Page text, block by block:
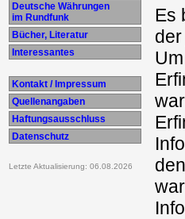
Deutsche Währungen
im Rundfunk
Bücher, Literatur
Interessantes
Kontakt / Impressum
Quellenangaben
Haftungsausschluss
Datenschutz
Letzte Aktualisierung: 06.08.2026
Es